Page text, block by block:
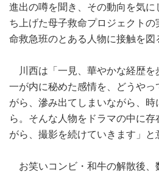
進出の噂を聞き、その動向を気
ち上げた母子救命プロジェクト
命救急班のとある人物に接触を図
川西は「一見、華やかな経歴を
一が内に秘めた感情を、どうや
がら、滲み出てしまいながら、
ら。そんな人物をドラマの中に
がら、撮影を続けていきます」と
お笑いコンビ・和牛の解散後、